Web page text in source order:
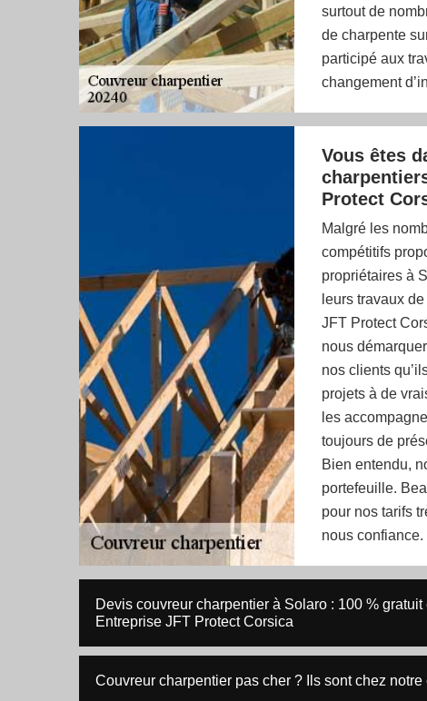
surtout de
de charpente
participé aux
changement
Vous êtes
Protect
Malgré les
compétitifs
propriétaires à
leurs travaux
JFT Protect
nous
nos clients
projets à de
les
toujours de
Bien entendu,
portefeuille.
pour nos tarifs
nous confiance.
Devis couvreur charpentier à Solaro : 100 %
Entreprise JFT Protect Corsica
Couvreur charpentier pas cher ? Ils sont chez